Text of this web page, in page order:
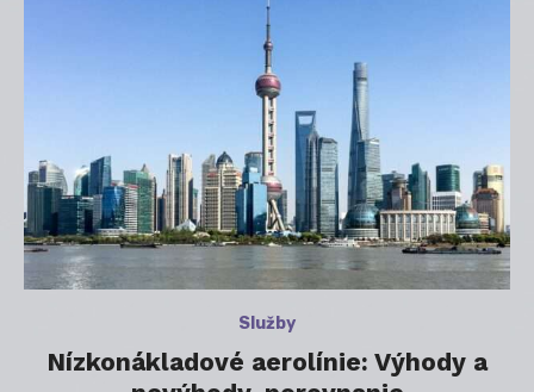
Služby
Nízkonákladové aerolínie: Výhody a